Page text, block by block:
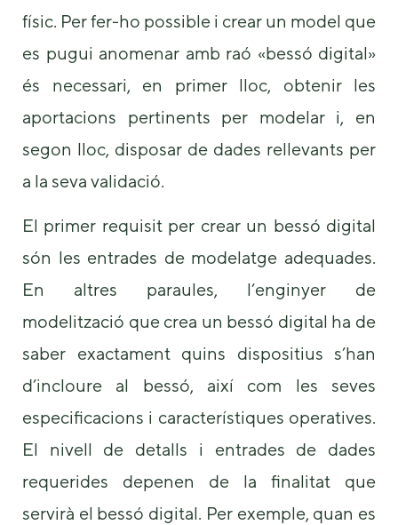
físic. Per fer-ho possible i crear un model que
es pugui anomenar amb raó «bessó digital»
és necessari, en primer lloc, obtenir les
aportacions pertinents per modelar i, en
segon lloc, disposar de dades rellevants per
a la seva validació.
El primer requisit per crear un bessó digital
són les entrades de modelatge adequades.
En altres paraules, l’enginyer de
modelització que crea un bessó digital ha de
saber exactament quins dispositius s’han
d’incloure al bessó, així com les seves
especificacions i característiques operatives.
El nivell de detalls i entrades de dades
requerides depenen de la finalitat que
servirà el bessó digital. Per exemple, quan es